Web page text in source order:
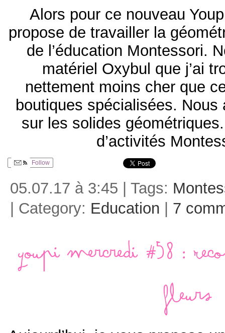
Alors pour ce nouveau
propose de travailler la
de l’éducation Montessori.
matériel Oxybul que j’ai
nettement moins cher que
boutiques spécialisées.
sur les solides
d’activités
Follow
05.07.17 à 3:45 | Tags:
| Category: Education | 7
Youpi mercredi #58 :
fleurs